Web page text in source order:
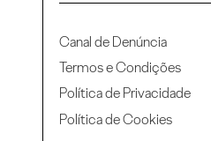
Canal de Denúncia
Termos e Condições
Política de Privacidade
Política de Cookies